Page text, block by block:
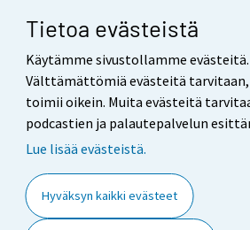
Tietoa evästeistä
Käytämme sivustollamme evästeitä.
Välttämättömiä evästeitä
toimii oikein. Muita evästeitä
podcastien ja palautepalvelun
Lue lisää evästeistä.
Hyväksyn kaikki evästeet
Yhteystiedot
Palaute
Käyttöehdot
Saavutettavuus
Tietoa sivustosta